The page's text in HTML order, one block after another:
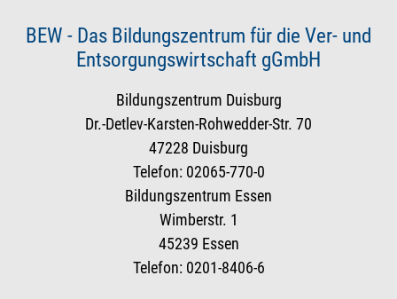
BEW - Das Bildungszentrum für die Ver- und
Entsorgungswirtschaft gGmbH
Bildungszentrum Duisburg
Dr.-Detlev-Karsten-Rohwedder-Str. 70
47228 Duisburg
Telefon: 02065-770-0
Bildungszentrum Essen
Wimberstr. 1
45239 Essen
Telefon: 0201-8406-6